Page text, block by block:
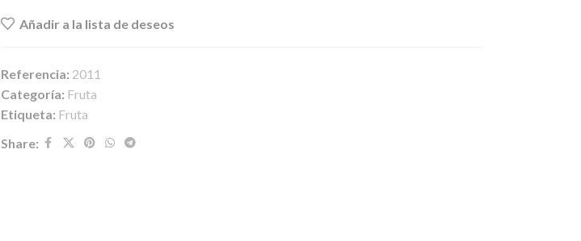
Añadir a la lista de deseos
Referencia: 2011
Categoría: Fruta
Etiqueta: Fruta
Share: